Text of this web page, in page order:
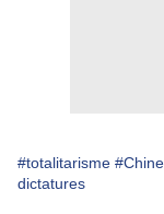
#totalitarisme #Chine
dictatures